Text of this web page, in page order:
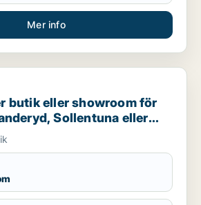
Mer info
eller showroom för uthyrning i
butik eller showroom för
Sollentuna eller